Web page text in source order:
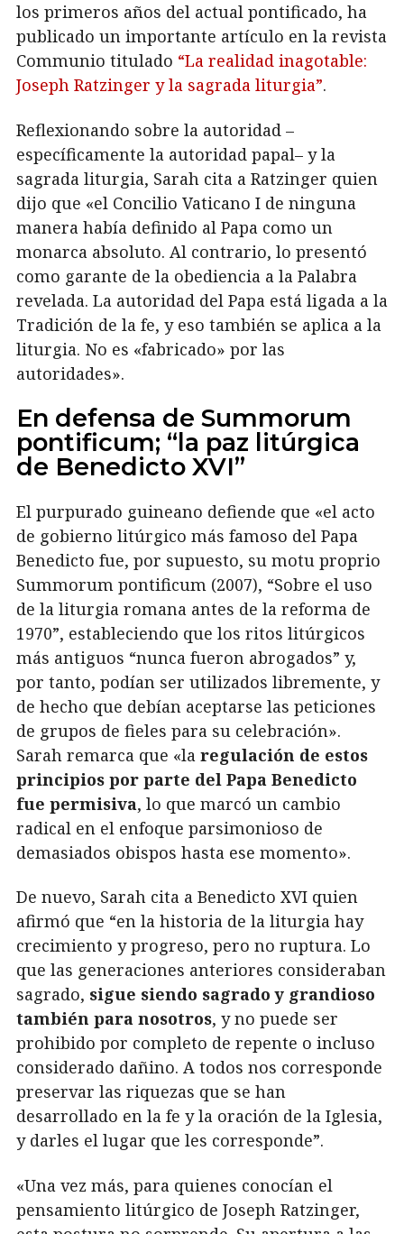
los primeros años del actual pontificado, ha
publicado un importante artículo en la revista
Communio titulado “La realidad inagotable:
Joseph Ratzinger y la sagrada liturgia”.
Reflexionando sobre la autoridad –
específicamente la autoridad papal– y la
sagrada liturgia, Sarah cita a Ratzinger quien
dijo que «el Concilio Vaticano I de ninguna
manera había definido al Papa como un
monarca absoluto. Al contrario, lo presentó
como garante de la obediencia a la Palabra
revelada. La autoridad del Papa está ligada a la
Tradición de la fe, y eso también se aplica a la
liturgia. No es «fabricado» por las
autoridades».
En defensa de Summorum
pontificum; “la paz litúrgica
de Benedicto XVI”
El purpurado guineano defiende que «el acto
de gobierno litúrgico más famoso del Papa
Benedicto fue, por supuesto, su motu proprio
Summorum pontificum (2007), “Sobre el uso
de la liturgia romana antes de la reforma de
1970”, estableciendo que los ritos litúrgicos
más antiguos “nunca fueron abrogados” y,
por tanto, podían ser utilizados libremente, y
de hecho que debían aceptarse las peticiones
de grupos de fieles para su celebración».
Sarah remarca que «la regulación de estos
principios por parte del Papa Benedicto
fue permisiva, lo que marcó un cambio
radical en el enfoque parsimonioso de
demasiados obispos hasta ese momento».
De nuevo, Sarah cita a Benedicto XVI quien
afirmó que “en la historia de la liturgia hay
crecimiento y progreso, pero no ruptura. Lo
que las generaciones anteriores consideraban
sagrado, sigue siendo sagrado y grandioso
también para nosotros, y no puede ser
prohibido por completo de repente o incluso
considerado dañino. A todos nos corresponde
preservar las riquezas que se han
desarrollado en la fe y la oración de la Iglesia,
y darles el lugar que les corresponde”.
«Una vez más, para quienes conocían el
pensamiento litúrgico de Joseph Ratzinger,